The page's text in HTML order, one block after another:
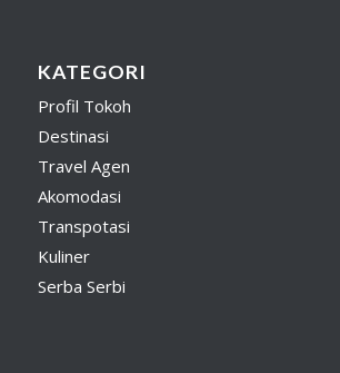
KATEGORI
Profil Tokoh
Destinasi
Travel Agen
Akomodasi
Transpotasi
Kuliner
Serba Serbi